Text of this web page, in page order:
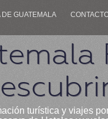
GUATEMALA
turística y viajes